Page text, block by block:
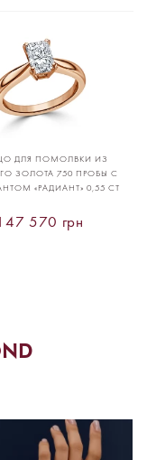
ДЛЯ ПОМОЛВКИ ИЗ
ЗОЛОТА 750 ПРОБЫ С
«РАДИАНТ» 0,55 CT
570 грн